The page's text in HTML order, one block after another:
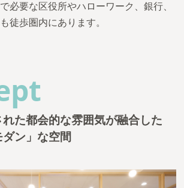
必要な区役所やハローワーク、銀行、
徒歩圏内にあります。
た都会的な雰囲気が融合した
ダン」な空間